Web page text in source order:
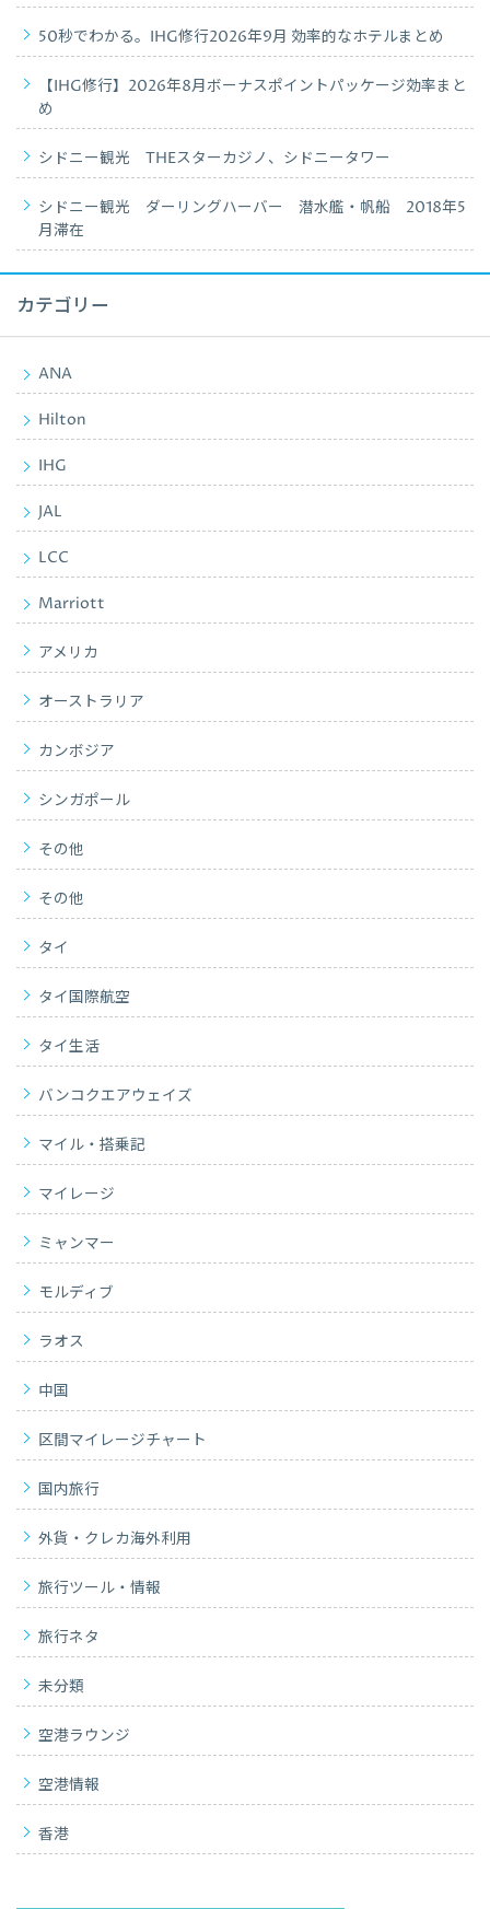
50秒でわかる。IHG修行2026年9月 効率的なホテルまとめ
【IHG修行】2026年8月ボーナスポイントパッケージ効率まと
め
シドニー観光 THEスターカジノ、シドニータワー
シドニー観光 ダーリングハーバー 潜水艦・帆船 2018年5
月滞在
カテゴリー
ANA
Hilton
IHG
JAL
LCC
Marriott
アメリカ
オーストラリア
カンボジア
シンガポール
その他
その他
タイ
タイ国際航空
タイ生活
バンコクエアウェイズ
マイル・搭乗記
マイレージ
ミャンマー
モルディブ
ラオス
中国
区間マイレージチャート
国内旅行
外貨・クレカ海外利用
旅行ツール・情報
旅行ネタ
未分類
空港ラウンジ
空港情報
香港